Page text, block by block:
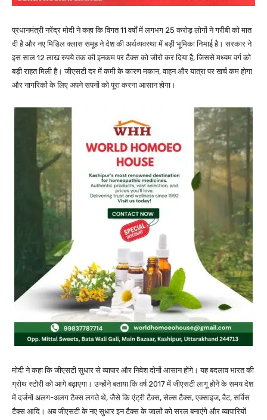
प्रधानमंत्री नरेंद्र मोदी ने कहा कि विगत 11 वर्षों में लगभग 25 करोड़ लोगों ने गरीबी को मात
दी है और नए मिडिल क्लास समूह ने देश की अर्थव्यवस्था में बड़ी भूमिका निभाई है। सरकार ने
इस साल 12 लाख रुपये तक की इनकम पर टैक्स को जीरो कर दिया है, जिससे मध्यम वर्ग को
बड़ी राहत मिली है। जीएसटी दर में कमी के कारण मकान, वाहन और यात्रा पर खर्च कम होगा
और नागरिकों के लिए अपने सपनों को पूरा करना आसान होगा।
मोदी ने कहा कि जीएसटी सुधार से व्यापार और निवेश दोनों आसान होंगे। यह बदलाव भारत की
ग्रोथ स्टोरी को आगे बढ़ाएगा। उन्होंने बताया कि वर्ष 2017 में जीएसटी लागू होने के समय देश
में दर्जनों अलग-अलग टैक्स लगते थे, जैसे कि एंट्री टैक्स, सेल्स टैक्स, एक्साइज, वैट, सर्विस
टैक्स आदि। अब जीएसटी के नए सुधार इन टैक्स के जालों को सरल बनाएंगे और व्यापारियों